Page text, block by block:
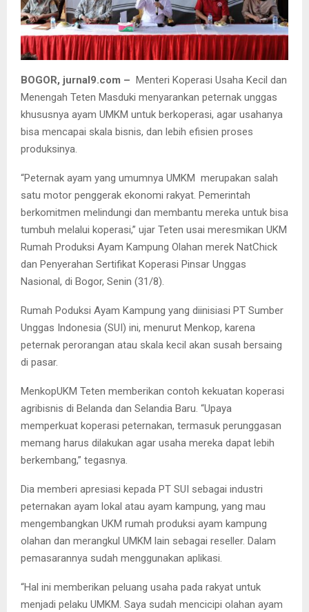
BOGOR, jurnal9.com – Menteri Koperasi Usaha Kecil dan
Menengah Teten Masduki menyarankan peternak unggas
khususnya ayam UMKM untuk berkoperasi, agar usahanya
bisa mencapai skala bisnis, dan lebih efisien proses
produksinya.
“Peternak ayam yang umumnya UMKM merupakan salah
satu motor penggerak ekonomi rakyat. Pemerintah
berkomitmen melindungi dan membantu mereka untuk bisa
tumbuh melalui koperasi,” ujar Teten usai meresmikan UKM
Rumah Produksi Ayam Kampung Olahan merek NatChick
dan Penyerahan Sertifikat Koperasi Pinsar Unggas
Nasional, di Bogor, Senin (31/8).
Rumah Poduksi Ayam Kampung yang diinisiasi PT Sumber
Unggas Indonesia (SUI) ini, menurut Menkop, karena
peternak perorangan atau skala kecil akan susah bersaing
di pasar.
MenkopUKM Teten memberikan contoh kekuatan koperasi
agribisnis di Belanda dan Selandia Baru. “Upaya
memperkuat koperasi peternakan, termasuk perunggasan
memang harus dilakukan agar usaha mereka dapat lebih
berkembang,” tegasnya.
Dia memberi apresiasi kepada PT SUI sebagai industri
peternakan ayam lokal atau ayam kampung, yang mau
mengembangkan UKM rumah produksi ayam kampung
olahan dan merangkul UMKM lain sebagai reseller. Dalam
pemasarannya sudah menggunakan aplikasi.
“Hal ini memberikan peluang usaha pada rakyat untuk
menjadi pelaku UMKM. Saya sudah mencicipi olahan ayam